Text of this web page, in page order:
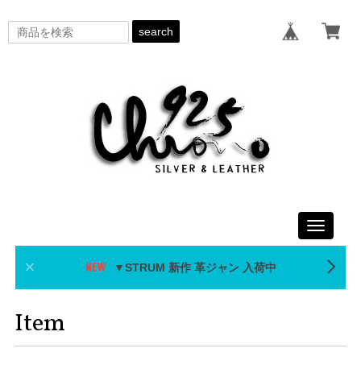
search
Toggle
▼STRUM 新作 革ジャン 入荷中
Item